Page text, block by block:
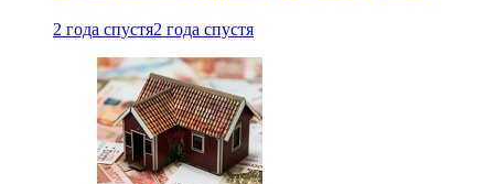
2 года спустя2 года спустя